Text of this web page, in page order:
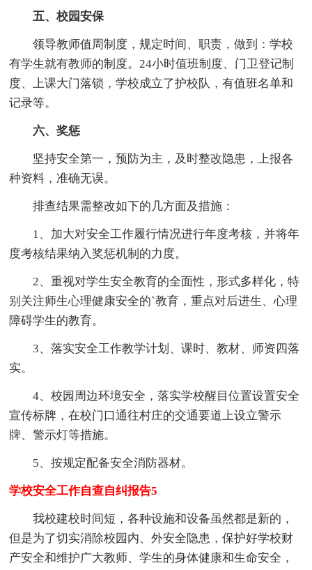
五、校园安保
领导教师值周制度，规定时间、职责，做到：学校
有学生就有教师的制度。24小时值班制度、门卫登记制
度、上课大门落锁，学校成立了护校队，有值班名单和
记录等。
六、奖惩
坚持安全第一，预防为主，及时整改隐患，上报各
种资料，准确无误。
排查结果需整改如下的几方面及措施：
1、加大对安全工作履行情况进行年度考核，并将年
度考核结果纳入奖惩机制的力度。
2、重视对学生安全教育的全面性，形式多样化，特
别关注师生心理健康安全的`教育，重点对后进生、心理
障碍学生的教育。
3、落实安全工作教学计划、课时、教材、师资四落
实。
4、校园周边环境安全，落实学校醒目位置设置安全
宣传标牌，在校门口通往村庄的交通要道上设立警示
牌、警示灯等措施。
5、按规定配备安全消防器材。
学校安全工作自查自纠报告5
我校建校时间短，各种设施和设备虽然都是新的，
但是为了切实消除校园内、外安全隐患，保护好学校财
产安全和维护广大教师、学生的身体健康和生命安全，